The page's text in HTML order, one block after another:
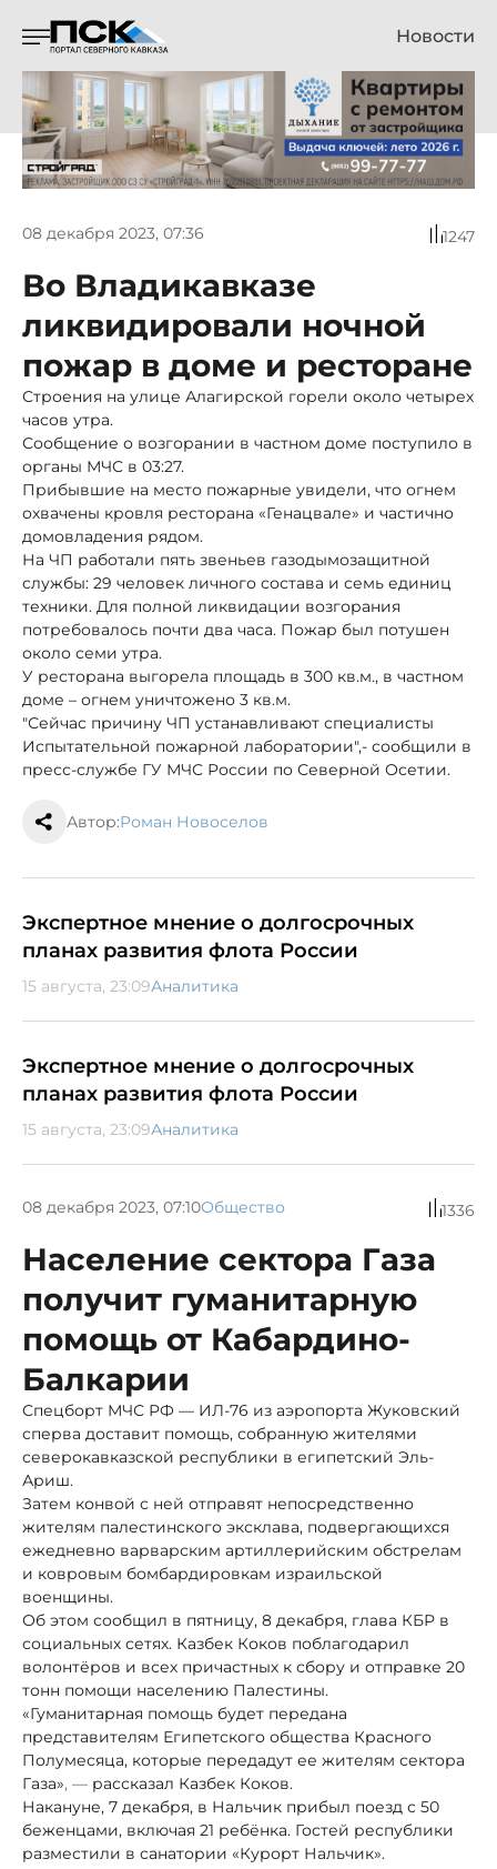
Новости
08 декабря 2023, 07:36 1247
Во Владикавказе
ликвидировали ночной
пожар в доме и ресторане
Строения на улице Алагирской горели около четырех
часов утра.
Сообщение о возгорании в частном доме поступило в
органы МЧС в 03:27.
Прибывшие на место пожарные увидели, что огнем
охвачены кровля ресторана «Генацвале» и частично
домовладения рядом.
На ЧП работали пять звеньев газодымозащитной
службы: 29 человек личного состава и семь единиц
техники. Для полной ликвидации возгорания
потребовалось почти два часа. Пожар был потушен
около семи утра.
У ресторана выгорела площадь в 300 кв.м., в частном
доме – огнем уничтожено 3 кв.м.
"Сейчас причину ЧП устанавливают специалисты
Испытательной пожарной лаборатории",- сообщили в
пресс-службе ГУ МЧС России по Северной Осетии.
Автор:Роман Новоселов
Экспертное мнение о долгосрочных
планах развития флота России
15 августа, 23:09Аналитика
Экспертное мнение о долгосрочных
планах развития флота России
15 августа, 23:09Аналитика
08 декабря 2023, 07:10Общество 1336
Население сектора Газа
получит гуманитарную
помощь от Кабардино-
Балкарии
Спецборт МЧС РФ — ИЛ-76 из аэропорта Жуковский
сперва доставит помощь, собранную жителями
северокавказской республики в египетский Эль-
Ариш.
Затем конвой с ней отправят непосредственно
жителям палестинского эксклава, подвергающихся
ежедневно варварским артиллерийским обстрелам
и ковровым бомбардировкам израильской
военщины.
Об этом сообщил в пятницу, 8 декабря, глава КБР в
социальных сетях. Казбек Коков поблагодарил
волонтёров и всех причастных к сбору и отправке 20
тонн помощи населению Палестины.
«Гуманитарная помощь будет передана
представителям Египетского общества Красного
Полумесяца, которые передадут ее жителям сектора
Газа», — рассказал Казбек Коков.
Накануне, 7 декабря, в Нальчик прибыл поезд с 50
беженцами, включая 21 ребёнка. Гостей республики
разместили в санатории «Курорт Нальчик».